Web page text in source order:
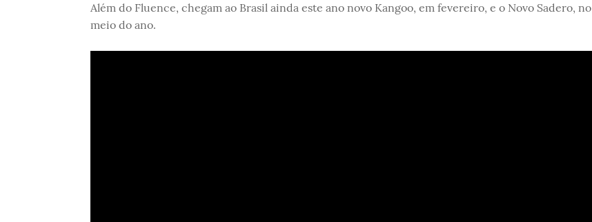
Além do Fluence, chegam ao Brasil ainda este ano novo Kangoo, em fevereiro, e o Novo Sadero, no
meio do ano.